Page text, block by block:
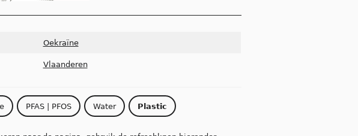
Oekraïne
Vlaanderen
PFAS | PFOS Water Plastic